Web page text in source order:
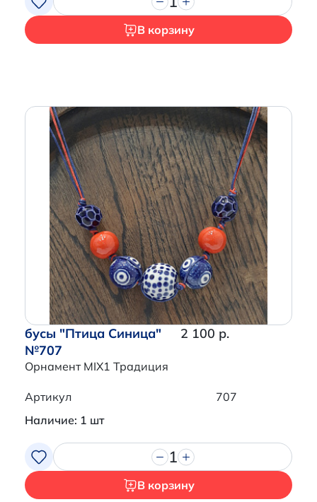
В корзину
бусы "Птица Синица"
№707
Орнамент MIX1 Традиция
2 100 р.
Артикул
707
Наличие: 1 шт
1
В корзину